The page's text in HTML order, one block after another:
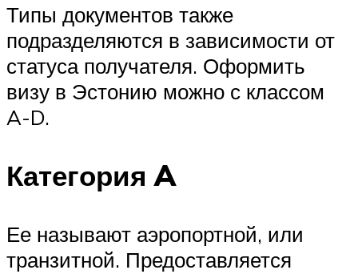
Типы документов также
подразделяются в зависимости от
статуса получателя. Оформить
визу в Эстонию можно с классом
A-D.
Категория A
Ее называют аэропортной, или
транзитной. Предоставляется